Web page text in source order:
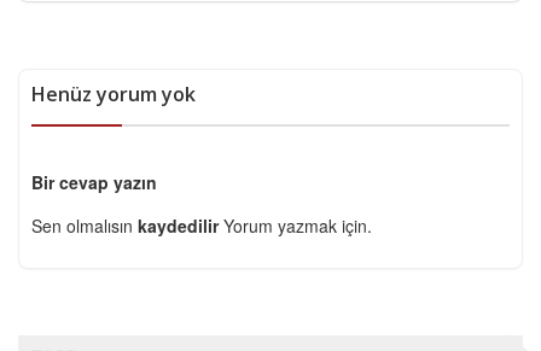
Henüz yorum yok
Bir cevap yazın
Sen olmalısın kaydedilirYorum yazmak için.